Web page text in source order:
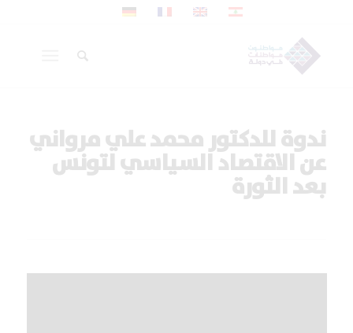
ندوة للدكتور محمد علي مرواني
عن الاقتصاد السياسي لتونس
بعد الثورة